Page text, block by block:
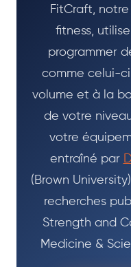
FitCraft,
fitness,
programmer
comme celui-
volume et à la
de votre
votre
entraîné par
(Brown
recherches
Strength and
Medicine &